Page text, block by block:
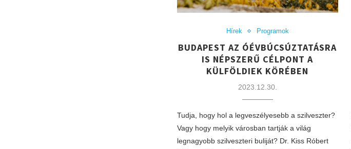
Hírek Programok
BUDAPEST AZ ÓÉVBÚCSÚZTATÁSRA
IS NÉPSZERŰ CÉLPONT A
KÜLFÖLDIEK KÖRÉBEN
2023.12.30.
Tudja, hogy hol a legveszélyesebb a szilveszter?
Vagy hogy melyik városban tartják a világ
legnagyobb szilveszteri buliját? Dr. Kiss Róbert